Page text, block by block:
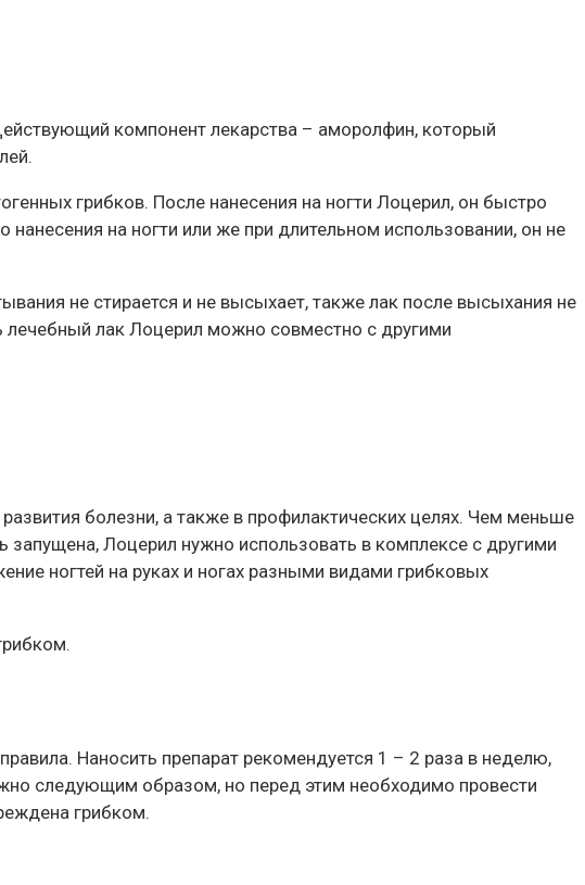
компонент лекарства – аморолфин, который
грибков. После нанесения на ногти Лоцерил, он быстро
на ногти или же при длительном использовании, он не
не стирается и не высыхает, также лак после высыхания не
лечебный лак Лоцерил можно совместно с другими
болезни, а также в профилактических целях. Чем меньше
запущена, Лоцерил нужно использовать в комплексе с другими
ногтей на руках и ногах разными видами грибковых
Наносить препарат рекомендуется 1 – 2 раза в неделю,
следующим образом, но перед этим необходимо провести
грибком.